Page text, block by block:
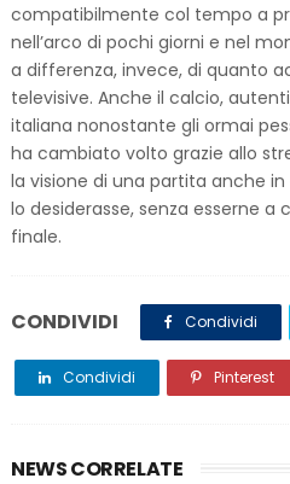
compatibilmente col tempo a
nell’arco di pochi giorni e nel
a differenza, invece, di quanto
televisive. Anche il calcio,
italiana nonostante gli ormai
ha cambiato volto grazie allo
la visione di una partita anche
lo desiderasse, senza esserne a
finale.
CONDIVIDI Condividi
Condividi Pinterest
NEWS CORRELATE